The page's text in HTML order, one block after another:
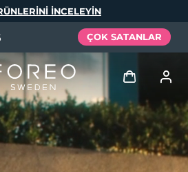
INCELEYIN
ÇOK SATANLAR
Giriş
Kullanici profi̇li̇